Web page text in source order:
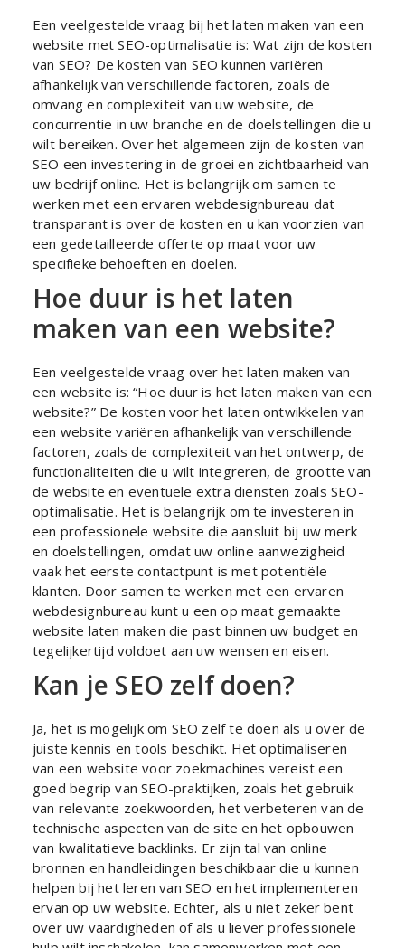
Een veelgestelde vraag bij het laten maken van een
website met SEO-optimalisatie is: Wat zijn de kosten
van SEO? De kosten van SEO kunnen variëren
afhankelijk van verschillende factoren, zoals de
omvang en complexiteit van uw website, de
concurrentie in uw branche en de doelstellingen die u
wilt bereiken. Over het algemeen zijn de kosten van
SEO een investering in de groei en zichtbaarheid van
uw bedrijf online. Het is belangrijk om samen te
werken met een ervaren webdesignbureau dat
transparant is over de kosten en u kan voorzien van
een gedetailleerde offerte op maat voor uw
specifieke behoeften en doelen.
Hoe duur is het laten
maken van een website?
Een veelgestelde vraag over het laten maken van
een website is: “Hoe duur is het laten maken van een
website?” De kosten voor het laten ontwikkelen van
een website variëren afhankelijk van verschillende
factoren, zoals de complexiteit van het ontwerp, de
functionaliteiten die u wilt integreren, de grootte van
de website en eventuele extra diensten zoals SEO-
optimalisatie. Het is belangrijk om te investeren in
een professionele website die aansluit bij uw merk
en doelstellingen, omdat uw online aanwezigheid
vaak het eerste contactpunt is met potentiële
klanten. Door samen te werken met een ervaren
webdesignbureau kunt u een op maat gemaakte
website laten maken die past binnen uw budget en
tegelijkertijd voldoet aan uw wensen en eisen.
Kan je SEO zelf doen?
Ja, het is mogelijk om SEO zelf te doen als u over de
juiste kennis en tools beschikt. Het optimaliseren
van een website voor zoekmachines vereist een
goed begrip van SEO-praktijken, zoals het gebruik
van relevante zoekwoorden, het verbeteren van de
technische aspecten van de site en het opbouwen
van kwalitatieve backlinks. Er zijn tal van online
bronnen en handleidingen beschikbaar die u kunnen
helpen bij het leren van SEO en het implementeren
ervan op uw website. Echter, als u niet zeker bent
over uw vaardigheden of als u liever professionele